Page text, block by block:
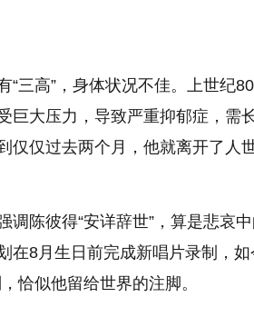
“三高”，身体状况不佳。上世纪
巨大压力，导致严重抑郁症，需
仅仅过去两个月，他就离开了人世
调陈彼得“安详辞世”，算是悲哀
在8月生日前完成新唱片录制，
恰似他留给世界的注脚。